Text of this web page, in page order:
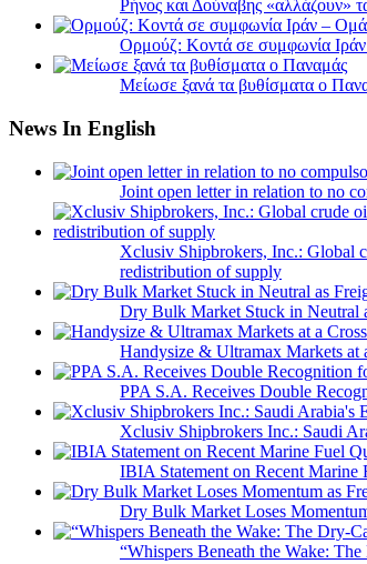
Ρήνος και Δούναβης «αλλάζουν»
Ορμούζ: Κοντά σε συμφωνία Ιράν
Μείωσε ξανά τα βυθίσματα ο
News In English
Joint open letter in relation to no
Xclusiv Shipbrokers, Inc.: Global
redistribution of supply
Dry Bulk Market Stuck in Neutral
Handysize & Ultramax Markets at
PPA S.A. Receives Double
Xclusiv Shipbrokers Inc.: Saudi
IBIA Statement on Recent Marine
Dry Bulk Market Loses
“Whispers Beneath the Wake: